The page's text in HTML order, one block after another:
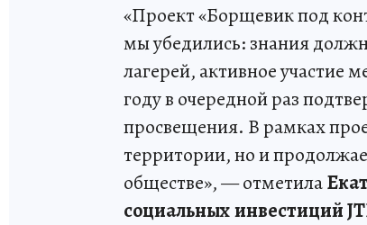
«Проект «Борщевик под
мы убедились: знания
лагерей, активное участие
году в очередной раз
просвещения. В рамках
территории, но и
обществе», — отметила
социальных инвестиций